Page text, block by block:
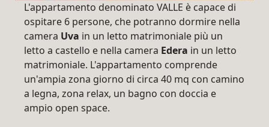
L'appartamento denominato VALLE è capace di
ospitare 6 persone, che potranno dormire nella
camera Uva in un letto matrimoniale più un
letto a castello e nella camera Edera in un letto
matrimoniale. L'appartamento comprende
un'ampia zona giorno di circa 40 mq con camino
a legna, zona relax, un bagno con doccia e
ampio open space.